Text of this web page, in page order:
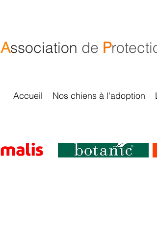
Association de P
Accueil Nos chiens à l'adoption